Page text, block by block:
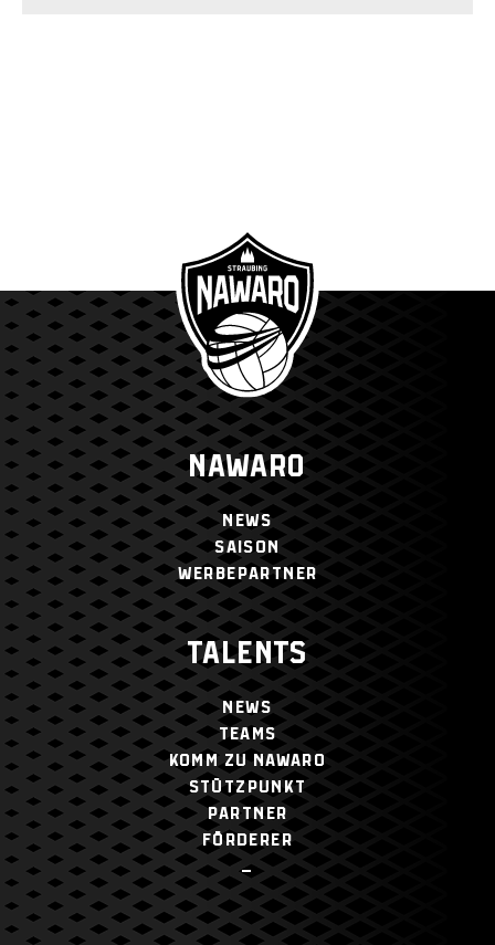
NAWARO
NEWS
SAISON
WERBEPARTNER
TALENTS
NEWS
TEAMS
KOMM ZU NAWARO
STÜTZPUNKT
PARTNER
FÖRDERER
–